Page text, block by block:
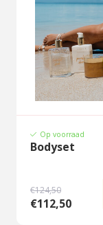
Op voorraad
Bodyset
€124,50
€112,50